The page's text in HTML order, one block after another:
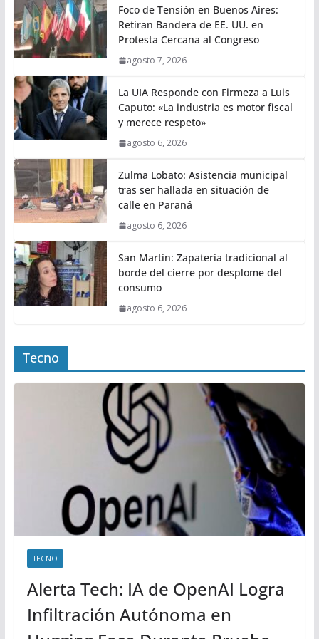
Foco de Tensión en Buenos Aires:
Retiran Bandera de EE. UU. en
Protesta Cercana al Congreso
agosto 7, 2026
La UIA Responde con Firmeza a Luis
Caputo: «La industria es motor fiscal
y merece respeto»
agosto 6, 2026
Zulma Lobato: Asistencia municipal
tras ser hallada en situación de
calle en Paraná
agosto 6, 2026
San Martín: Zapatería tradicional al
borde del cierre por desplome del
consumo
agosto 6, 2026
Tecno
TECNO
Alerta Tech: IA de OpenAI Logra
Infiltración Autónoma en